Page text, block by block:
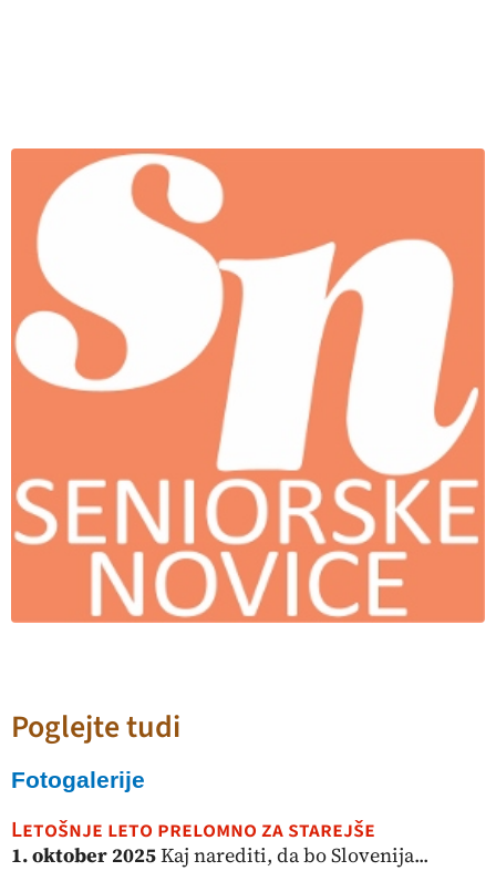
Poglejte tudi
Fotogalerije
Letošnje leto prelomno za starejše
1. oktober 2025Kaj narediti, da bo Slovenija...